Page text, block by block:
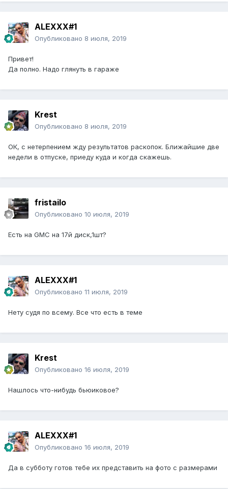
ALEXXX#1
Опубликовано 8 июля, 2019
Привет!
Да полно. Надо глянуть в гараже
Krest
Опубликовано 8 июля, 2019
ОК, с нетерпением жду результатов раскопок. Ближайшие две
недели в отпуске, приеду куда и когда скажешь.
fristailo
Опубликовано 10 июля, 2019
Есть на GMC на 17й диск,1шт?
ALEXXX#1
Опубликовано 11 июля, 2019
Нету судя по всему. Все что есть в теме
Krest
Опубликовано 16 июля, 2019
Нашлось что-нибудь бьюиковое?
ALEXXX#1
Опубликовано 16 июля, 2019
Да в субботу готов тебе их представить на фото с размерами